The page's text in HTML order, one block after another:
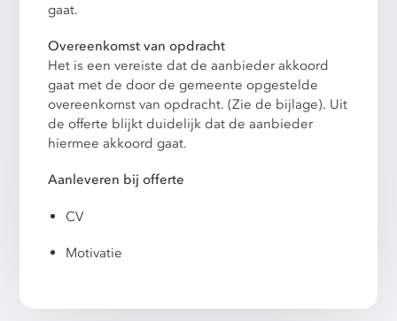
gaat.
Overeenkomst van opdracht
Het is een vereiste dat de aanbieder akkoord
gaat met de door de gemeente opgestelde
overeenkomst van opdracht. (Zie de bijlage). Uit
de offerte blijkt duidelijk dat de aanbieder
hiermee akkoord gaat.
Aanleveren bij offerte
CV
Motivatie